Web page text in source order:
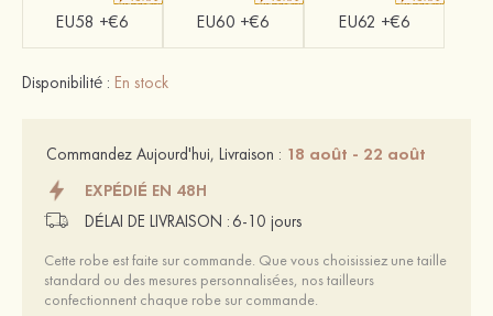
EU58 +€6 EU60 +€6 EU62 +€6
Disponibilité : En stock
Commandez Aujourd'hui, Livraison : 18 août - 22 août
EXPÉDIÉ EN 48H
DÉLAI DE LIVRAISON : 6-10 jours
Cette robe est faite sur commande. Que vous choisissiez une taille
standard ou des mesures personnalisées, nos tailleurs
confectionnent chaque robe sur commande.